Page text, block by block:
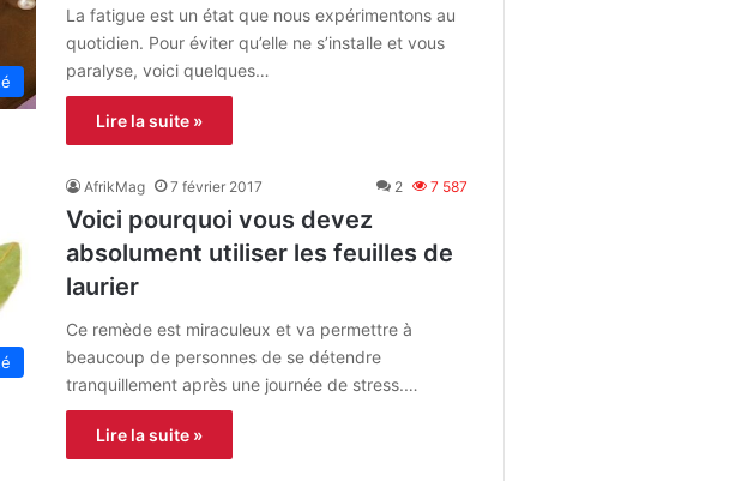
La fatigue est un état que nous expérimentons au
quotidien. Pour éviter qu’elle ne s’installe et vous
paralyse, voici quelques…
Lire la suite »
AfrikMag 7 février 2017 2 7 587
Voici pourquoi vous devez
absolument utiliser les feuilles de
laurier
Ce remède est miraculeux et va permettre à
beaucoup de personnes de se détendre
tranquillement après une journée de stress.…
Lire la suite »